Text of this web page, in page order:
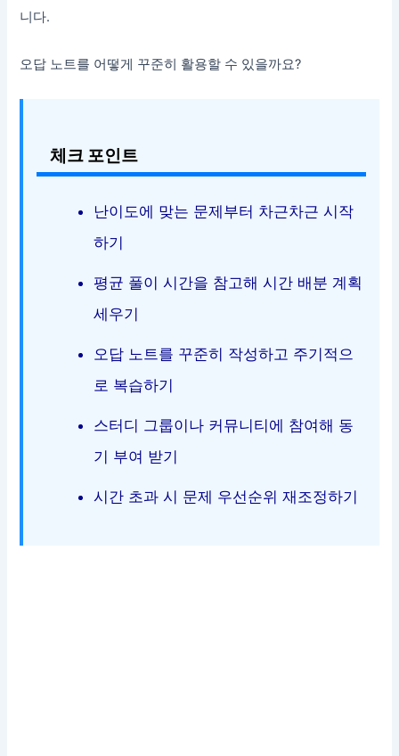
니다.
오답 노트를 어떻게 꾸준히 활용할 수 있을까요?
체크 포인트
난이도에 맞는 문제부터 차근차근 시작
하기
평균 풀이 시간을 참고해 시간 배분 계획
세우기
오답 노트를 꾸준히 작성하고 주기적으
로 복습하기
스터디 그룹이나 커뮤니티에 참여해 동
기 부여 받기
시간 초과 시 문제 우선순위 재조정하기